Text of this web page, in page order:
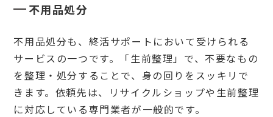
不用品処分
不用品処分も、終活サポートにおいて受けられる
サービスの一つです。「生前整理」で、不要なもの
を整理・処分することで、身の回りをスッキリで
きます。依頼先は、リサイクルショップや生前整理
に対応している専門業者が一般的です。